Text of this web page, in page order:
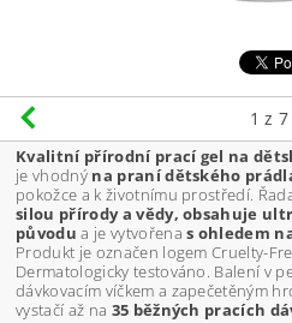
1 z 7
Kvalitní přírodní prací gel na
je vhodný na praní dětského
pokožce a k životnímu prostředí.
silou přírody a vědy, obsahuje
původu a je vytvořenas ohledem
Produkt je označen logem Cruelty-
Dermatologicky testováno. Balení v
dávkovacím víčkem a zapečetěným
vystačí až na 35 běžných pracích